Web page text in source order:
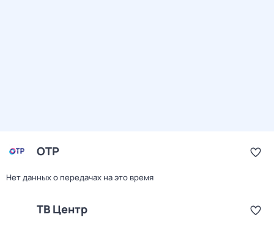
ОТР
Нет данных о передачах на это время
ТВ Центр